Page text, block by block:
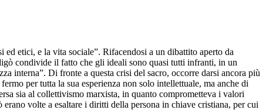
etici, e la vita sociale”. Rifacendosi a un dibattito aperto da
condivide il fatto che gli ideali sono quasi tutti infranti, in un
interna”. Di fronte a questa crisi del sacro, occorre darsi ancora più
per tutta la sua esperienza non solo intellettuale, ma anche di
sia al collettivismo marxista, in quanto comprometteva i valori
volte a esaltare i diritti della persona in chiave cristiana, per cui